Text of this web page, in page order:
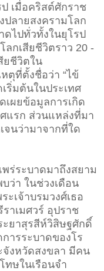
เมื่อคริสต์ศักราช
ปลายสงครามโลก
ไปทั่วทั้งในยุโรป
ลกเสียชีวิตราว 20 -
ยชีวิตใน
ตุที่ตั้งชื่อว่า “ไข้
ริ่มต้นในประเทศ
เผยข้อมูลการเกิด
แรก ส่วนแหล่งที่มา
จนว่ามาจากที่ใด
ระบาดมาถึงสยาม
ว่า ในช่วงเดือน
เจ้าบรมวงศ์เธอ
าเมศวร์ อุปราช
ยาสุรสีห์วิสิษฐศักดิ์
ารระบาดของโร
งหวัดสงขลา มีคน
ทษในเรือนจำ